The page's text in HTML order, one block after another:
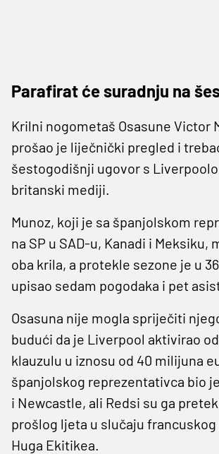
Parafirat će suradnju na
Krilni nogometaš Osasune Victor
prošao je liječnički pregled i
šestogodišnji ugovor s
britanski mediji.
Munoz, koji je sa španjolskom
na SP u SAD-u, Kanadi i Meksiku,
oba krila, a protekle sezone je u
upisao sedam pogodaka i pet
Osasuna nije mogla spriječiti
budući da je Liverpool aktivirao
klauzulu u iznosu od 40 milijuna
španjolskog reprezentativca bio
i Newcastle, ali Redsi su ga
prošlog ljeta u slučaju francuskog
Huga Ekitikea.